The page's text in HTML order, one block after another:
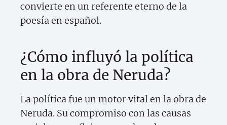
convierte en un referente eterno de la
poesía en español.
¿Cómo influyó la política
en la obra de Neruda?
La política fue un motor vital en la obra de
Neruda. Su compromiso con las causas